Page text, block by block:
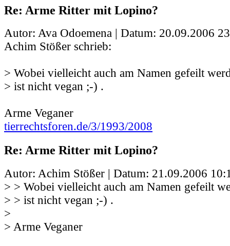
Re: Arme Ritter mit Lopino?
Autor: Ava Odoemena | Datum: 20.09.2006
Achim Stößer schrieb:
> Wobei vielleicht auch am Namen gefeilt
> ist nicht vegan ;-) .
Arme Veganer
tierrechtsforen.de/3/1993/2008
Re: Arme Ritter mit Lopino?
Autor: Achim Stößer | Datum: 21.09.2006
> > Wobei vielleicht auch am Namen gefeilt
> > ist nicht vegan ;-) .
>
> Arme Veganer